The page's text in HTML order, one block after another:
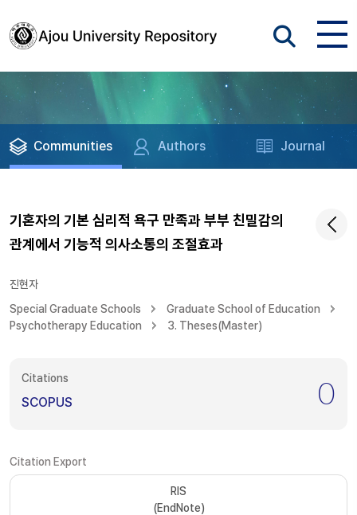
Communities Authors Journal
기혼자의 기본 심리적 욕구 만족과 부부 친밀감의
관계에서 기능적 의사소통의 조절효과
진현자
Special Graduate Schools
Graduate School of Education
Psychotherapy Education
3. Theses(Master)
Citations
SCOPUS 0
Citation Export
RIS
(EndNote)